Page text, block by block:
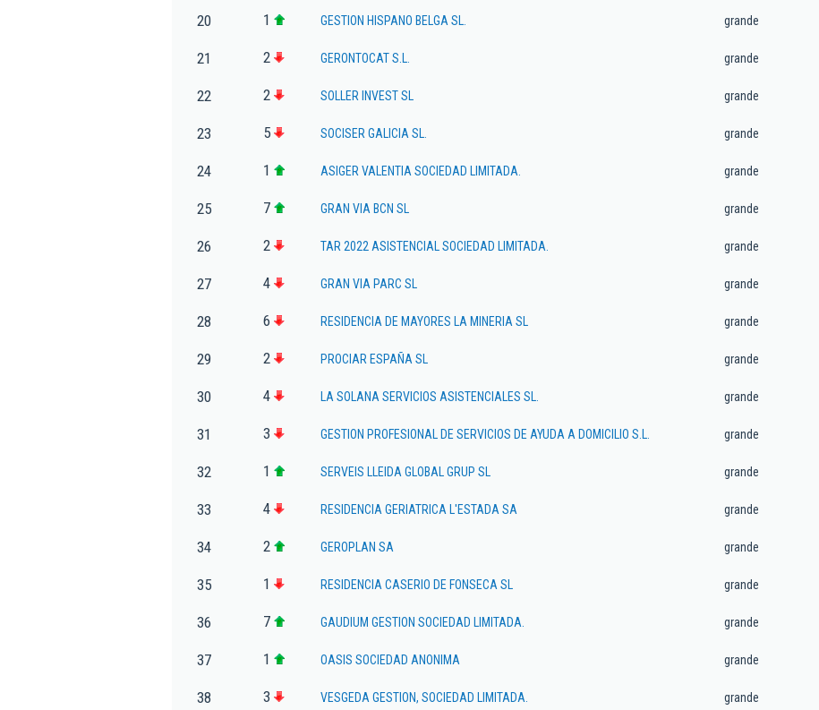
20 1 GESTION HISPANO BELGA SL. grande
21 2 GERONTOCAT S.L. grande
22 2 SOLLER INVEST SL grande
23 5 SOCISER GALICIA SL. grande
24 1 ASIGER VALENTIA SOCIEDAD LIMITADA. grande
25 7 GRAN VIA BCN SL grande
26 2 TAR 2022 ASISTENCIAL SOCIEDAD LIMITADA. grande
27 4 GRAN VIA PARC SL grande
28 6 RESIDENCIA DE MAYORES LA MINERIA SL grande
29 2 PROCIAR ESPAÑA SL grande
30 4 LA SOLANA SERVICIOS ASISTENCIALES SL. grande
31 3 GESTION PROFESIONAL DE SERVICIOS DE AYUDA A DOMICILIO S.L. grande
32 1 SERVEIS LLEIDA GLOBAL GRUP SL grande
33 4 RESIDENCIA GERIATRICA L'ESTADA SA grande
34 2 GEROPLAN SA grande
35 1 RESIDENCIA CASERIO DE FONSECA SL grande
36 7 GAUDIUM GESTION SOCIEDAD LIMITADA. grande
37 1 OASIS SOCIEDAD ANONIMA grande
38 3 VESGEDA GESTION, SOCIEDAD LIMITADA. grande